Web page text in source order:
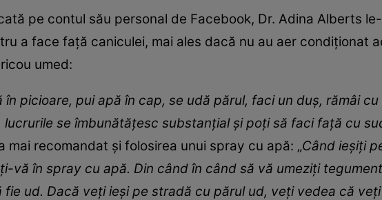
pe contul său personal de Facebook, Dr. Adina Alberts
a face față caniculei, mai ales dacă nu au aer condiționat
umed:
în picioare, pui apă în cap, se udă părul, faci un duș, rămâi
lucrurile se îmbunătățesc substanțial și poți să faci față cu
mai recomandat și folosirea unui spray cu apă: „Când ieșiți
vă în spray cu apă. Din când în când să vă umeziți
fie ud. Dacă veți ieși pe stradă cu părul ud, veți vedea că